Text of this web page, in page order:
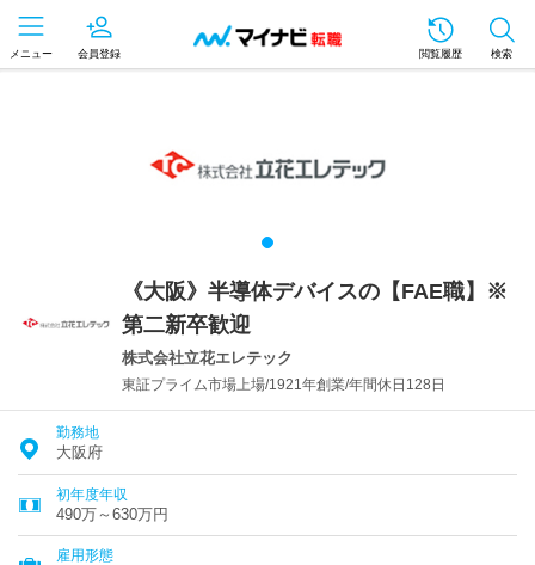
メニュー 会員登録 閲覧履歴 検索
《大阪》半導体デバイスの【FAE職】※
第二新卒歓迎
株式会社立花エレテック
東証プライム市場上場/1921年創業/年間休日128日
勤務地
大阪府
初年度年収
490万～630万円
雇用形態